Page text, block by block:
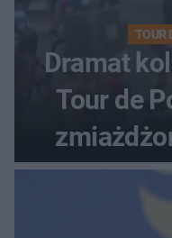
TOUR
Dramat
Tour de
przed